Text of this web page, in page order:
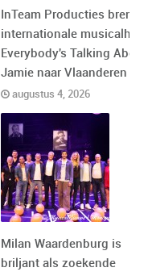
InTeam Producties brengt
internationale musicalhit
Everybody's Talking About
Jamie naar Vlaanderen
augustus 4, 2026
Milan Waardenburg is
briljant als zoekende